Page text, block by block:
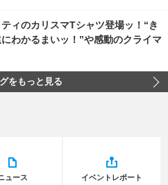
ティのカリスマTシャツ登場ッ！“き
わかるまいッ！”や感動のクライマ
をもっと見る
ュース イベントレポート